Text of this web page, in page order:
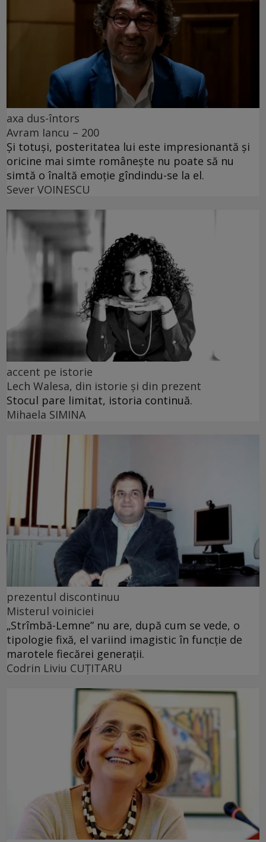
axa dus-întors
Avram Iancu – 200
Și totuși, posteritatea lui este impresionantă și
oricine mai simte românește nu poate să nu
simtă o înaltă emoție gîndindu-se la el.
Sever VOINESCU
accent pe istorie
Lech Walesa, din istorie și din prezent
Stocul pare limitat, istoria continuă.
Mihaela SIMINA
prezentul discontinuu
Misterul voiniciei
„Strîmbă-Lemne” nu are, după cum se vede, o
tipologie fixă, el variind imagistic în funcţie de
marotele fiecărei generaţii.
Codrin Liviu CUŢITARU